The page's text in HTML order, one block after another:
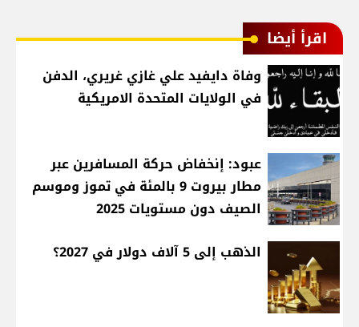
اقرأ أيضا
وفاة دايفيد علي غازي غريري، الدفن
في الولايات المتحدة الامريكية
عبود: إنخفاض حركة المسافرين عبر
مطار بيروت 9 بالمئة في تموز وموسم
الصيف دون مستويات 2025
الذهب إلى 5 آلاف دولار في 2027؟